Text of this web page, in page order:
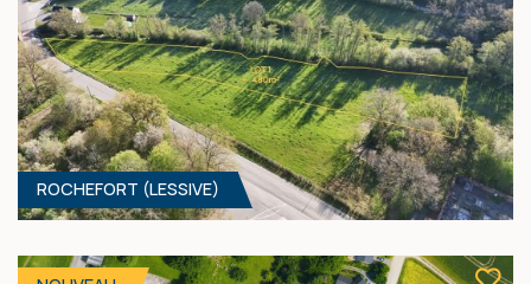
110 000 € HF*
ROCHEFORT (LESSIVE)